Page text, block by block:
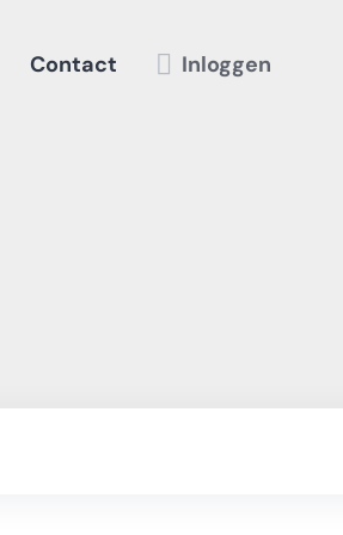
Contact Inloggen